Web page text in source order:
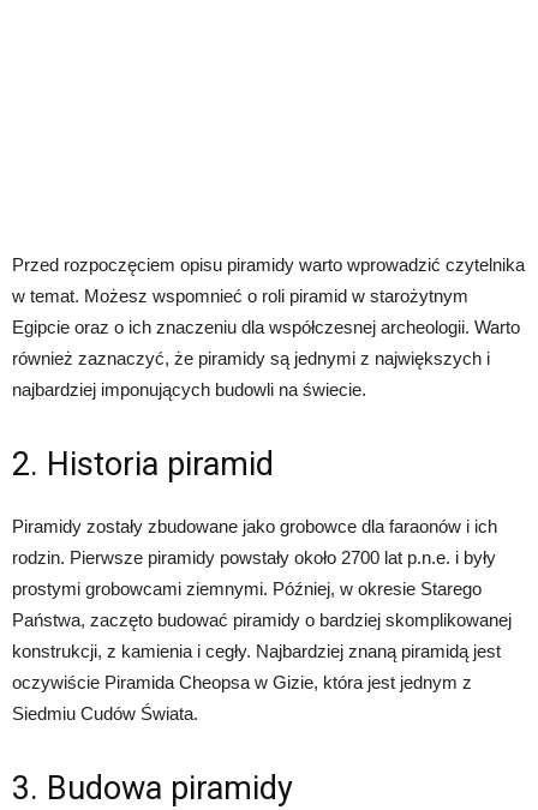
Przed rozpoczęciem opisu piramidy warto wprowadzić czytelnika
w temat. Możesz wspomnieć o roli piramid w starożytnym
Egipcie oraz o ich znaczeniu dla współczesnej archeologii. Warto
również zaznaczyć, że piramidy są jednymi z największych i
najbardziej imponujących budowli na świecie.
2. Historia piramid
Piramidy zostały zbudowane jako grobowce dla faraonów i ich
rodzin. Pierwsze piramidy powstały około 2700 lat p.n.e. i były
prostymi grobowcami ziemnymi. Później, w okresie Starego
Państwa, zaczęto budować piramidy o bardziej skomplikowanej
konstrukcji, z kamienia i cegły. Najbardziej znaną piramidą jest
oczywiście Piramida Cheopsa w Gizie, która jest jednym z
Siedmiu Cudów Świata.
3. Budowa piramidy